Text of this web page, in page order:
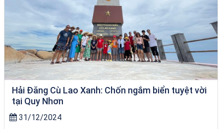
Hải Đăng Cù Lao Xanh: Chốn ngắm biển tuyệt vời
tại Quy Nhơn
31/12/2024